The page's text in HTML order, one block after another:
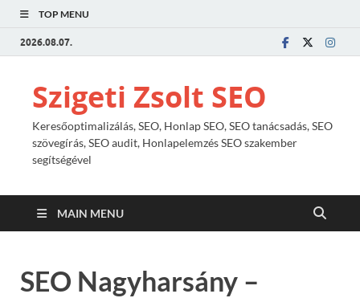
TOP MENU
2026.08.07.
Szigeti Zsolt SEO
Keresőoptimalizálás, SEO, Honlap SEO, SEO tanácsadás, SEO
szövegírás, SEO audit, Honlapelemzés SEO szakember
segítségével
MAIN MENU
SEO Nagyharsány –